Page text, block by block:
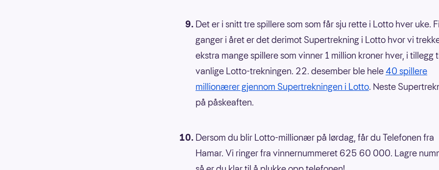
Det er i snitt tre spillere som som får sju rette i Lotto hver uke.
ganger i året er det derimot Supertrekning i Lotto hvor vi
ekstra mange spillere som vinner 1 million kroner hver, i tillegg
vanlige Lotto-trekningen. 22. desember ble hele40 spillere
millionærer gjennom Supertrekningen i Lotto. Neste
på påskeaften.
Dersom du blir Lotto-millionær på lørdag, får du Telefonen fra
Hamar. Vi ringer fra vinnernummeret 625 60 000. Lagre